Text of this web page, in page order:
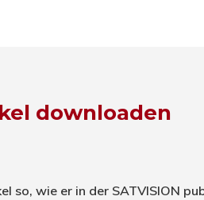
downloaden
so, wie er in der SATVISION